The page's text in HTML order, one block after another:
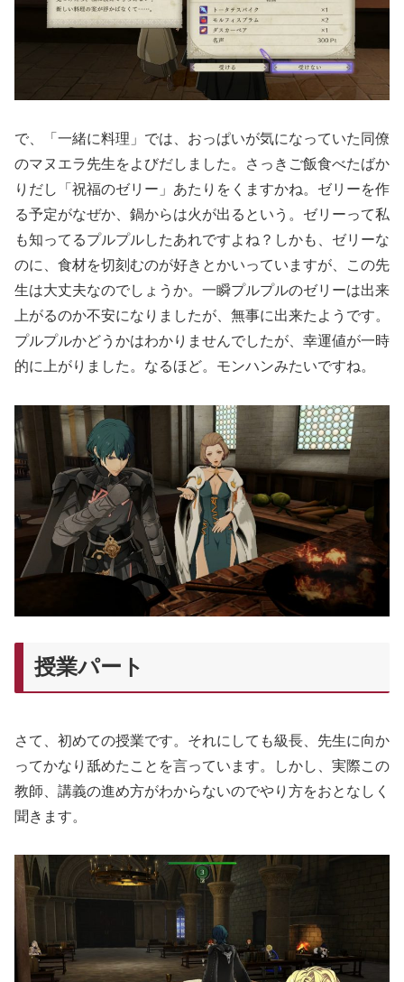
で、「一緒に料理」では、おっぱいが気になっていた同僚
のマヌエラ先生をよびだしました。さっきご飯食べたばか
りだし「祝福のゼリー」あたりをくますかね。ゼリーを作
る予定がなぜか、鍋からは火が出るという。ゼリーって私
も知ってるプルプルしたあれですよね？しかも、ゼリーな
のに、食材を切刻むのが好きとかいっていますが、この先
生は大丈夫なのでしょうか。一瞬プルプルのゼリーは出来
上がるのか不安になりましたが、無事に出来たようです。
プルプルかどうかはわかりませんでしたが、幸運値が一時
的に上がりました。なるほど。モンハンみたいですね。
授業パート
さて、初めての授業です。それにしても級長、先生に向か
ってかなり舐めたことを言っています。しかし、実際この
教師、講義の進め方がわからないのでやり方をおとなしく
聞きます。